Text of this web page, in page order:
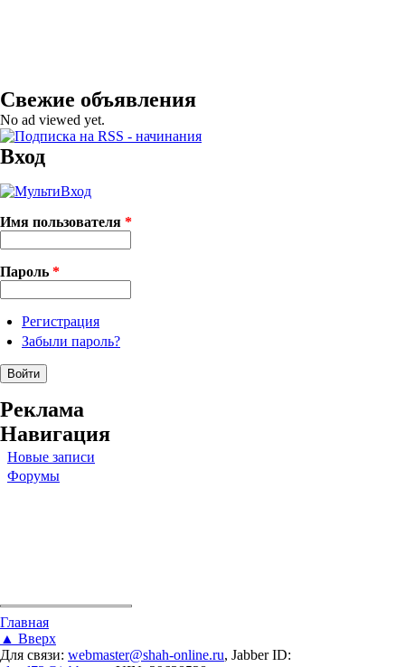
Свежие объявления
No ad viewed yet.
Вход
Имя пользователя *
Пароль *
Регистрация
Забыли пароль?
Реклама
Навигация
Новые записи
Форумы
Вы здесь
Главная
▲ Вверх
Для связи: webmaster@shah-online.ru, Jabber ID: